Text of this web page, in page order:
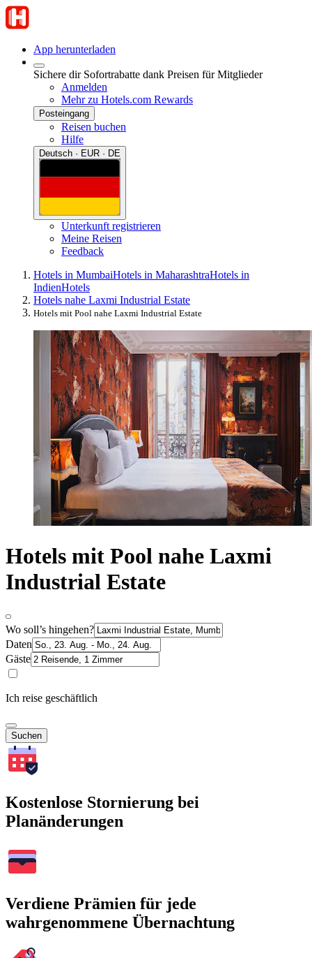
App herunterladen
Sichere dir Sofortrabatte dank Preisen für Mitglieder
Anmelden
Mehr zu Hotels.com Rewards
Posteingang
Reisen buchen
Hilfe
Deutsch · EUR · DE
Unterkunft registrieren
Meine Reisen
Feedback
Hotels in MumbaiHotels in MaharashtraHotels in
IndienHotels
Hotels nahe Laxmi Industrial Estate
Hotels mit Pool nahe Laxmi Industrial Estate
Hotels mit Pool nahe Laxmi
Industrial Estate
Wo soll’s hingehen?
Daten
Gäste
Ich reise geschäftlich
Suchen
Kostenlose Stornierung bei
Planänderungen
Verdiene Prämien für jede
wahrgenommene Übernachtung